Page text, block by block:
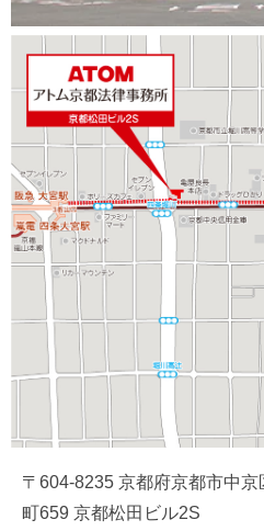
〒604-8235 京都府京都市中京
町659 京都松田ビル2S